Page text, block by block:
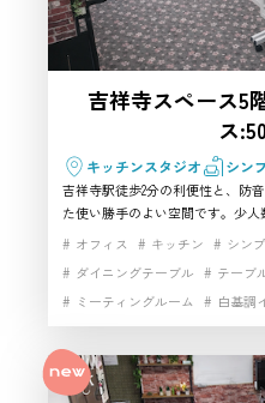
吉祥寺スペース5
ス
キッチンスタジオ シン
吉祥寺駅徒歩2分の利便性と、防
た使い勝手のよい空間です。少人
クショップなどに対応しやすく、
で駅近のハウススタジオを探し
バランスが取りやすい一室です。
タジオとしても活用しやすく、少
場です。
オフィス キッチン シン
ダイニングテーブル
テーブ
ミーティングルーム
白基調
駅近
高速インターネット